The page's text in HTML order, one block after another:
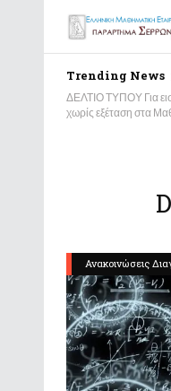
Trending News
ΔΕΛΤΙΟ ΤΥΠΟΥ Για
χωρίς εξέταση στα
Ανακοινώσεις